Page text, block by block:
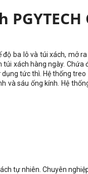
độ ba lô và túi xách, mở
xách hàng ngày.
tức thì. Hệ thống
và sáu ống kính. Hệ
tự nhiên. Chuyên